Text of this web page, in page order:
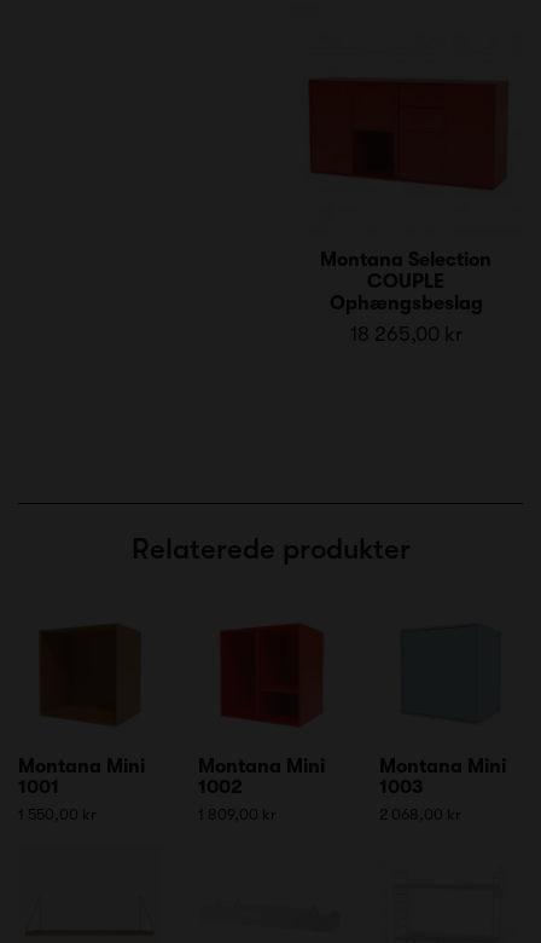
Montana Selection
COUPLE
Ophængsbeslag
18 265,00 kr
Relaterede produkter
Montana Mini
1001
1 550,00 kr
Montana Mini
1002
1 809,00 kr
Montana Mini
1003
2 068,00 kr